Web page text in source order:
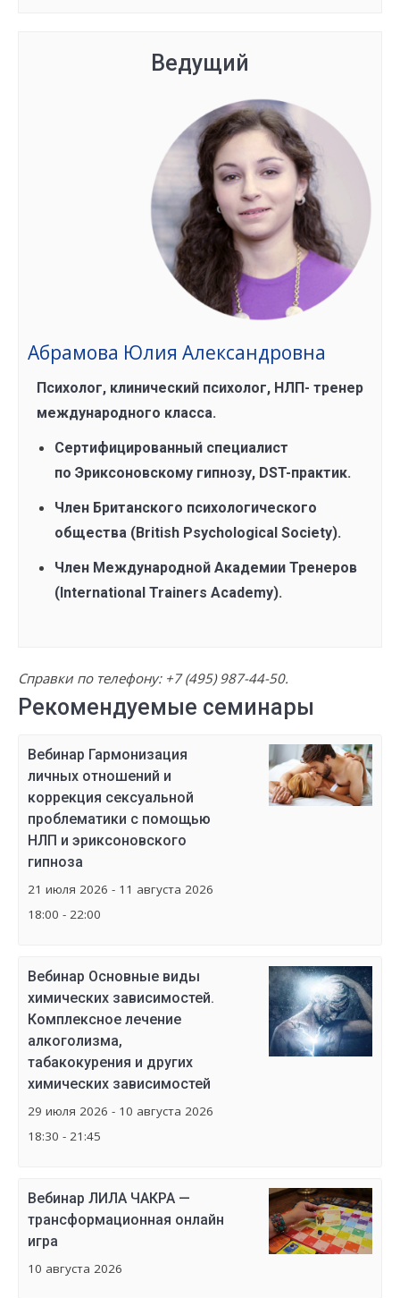
Ведущий
Абрамова Юлия Александровна
Психолог, клинический психолог, НЛП- тренер
международного класса.
Сертифицированный специалист
по Эриксоновскому гипнозу, DST-практик.
Член Британского психологического
общества (British Psychological Society).
Член Международной Академии Тренеров
(International Trainers Academy).
Справки по телефону: +7 (495) 987-44-50.
Рекомендуемые семинары
Вебинар Гармонизация
личных отношений и
коррекция сексуальной
проблематики с помощью
НЛП и эриксоновского
гипноза
21 июля 2026 - 11 августа 2026
18:00 - 22:00
Вебинар Основные виды
химических зависимостей.
Комплексное лечение
алкоголизма,
табакокурения и других
химических зависимостей
29 июля 2026 - 10 августа 2026
18:30 - 21:45
Вебинар ЛИЛА ЧАКРА —
трансформационная онлайн
игра
10 августа 2026